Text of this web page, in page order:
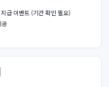
급 이벤트 (기간 확인 필요)
공